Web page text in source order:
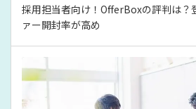
採用担当者向け！OfferBoxの評判は？
ァー開封率が高め